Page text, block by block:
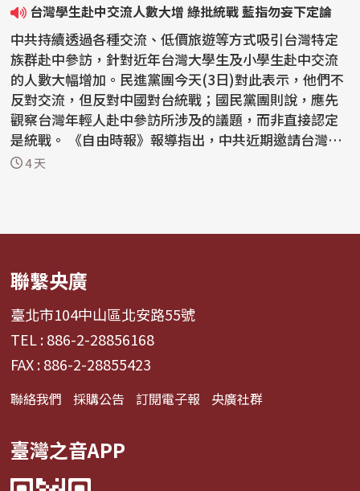
台灣學生赴中交流人數大增 綠批統戰 藍指勿妄下定論
中共持續透過各種交流、低價旅遊等方式吸引台灣特定
族群赴中參訪，針對近年台灣大學生及小學生赴中交流
的人數大幅增加。民進黨團今天(3日)對此表示，他們不
反對交流，但反對中國對台統戰；國民黨團則說，應先
觀察台灣年輕人赴中參訪所涉及的議題，而非直接認定
是統戰。 《自由時報》報導指出，中共近期邀請台灣大
學生...
4 天
聯繫央廣
臺北市104中山區北安路55號
TEL : 886-2-28856168
FAX : 886-2-28855423
聯絡我們 採購公告 訂閱電子報 央廣社群
臺灣之音APP